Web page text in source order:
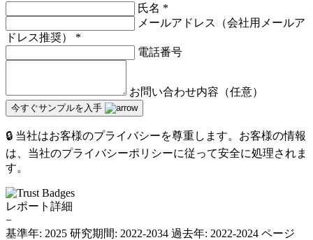
氏名 *
メールアドレス（会社用メールア
ドレス推奨） *
電話番号
お問い合わせ内容（任意）
今すぐサンプルを入手
🔒 当社はお客様のプライバシーを尊重します。お客様の情報
は、当社のプライバシーポリシーに従って安全に処理されま
す。
レポート詳細
−
基準年: 2025 研究期間: 2022-2034 過去年: 2022-2024 ページ